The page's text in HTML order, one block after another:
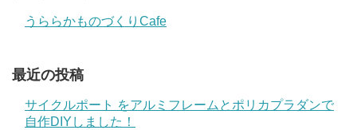
うららかものづくりCafe
最近の投稿
サイクルポート をアルミフレームとポリカプラダンで
自作DIYしました！